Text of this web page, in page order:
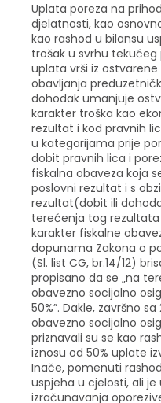
Uplata poreza na
djelatnosti, kao
kao rashod u bilansu
trošak u svrhu
uplata vrši iz
obavljanja
dohodak umanjuje
karakter troška kao
rezultat i kod pravnih
u kategorijama prije
dobit pravnih lica i
fiskalna obaveza koja
poslovni rezultat i s
rezultat(dobit ili
terećenja tog
karakter fiskalne
dopunama Zakona o
(Sl. list CG, br.14/12)
propisano da se „na
obavezno socijalno
50%”. Dakle, završno
obavezno socijalno
priznavali su se kao
iznosu od 50% uplate
Inače, pomenuti
uspjeha u cjelosti, ali je
izračunavanja